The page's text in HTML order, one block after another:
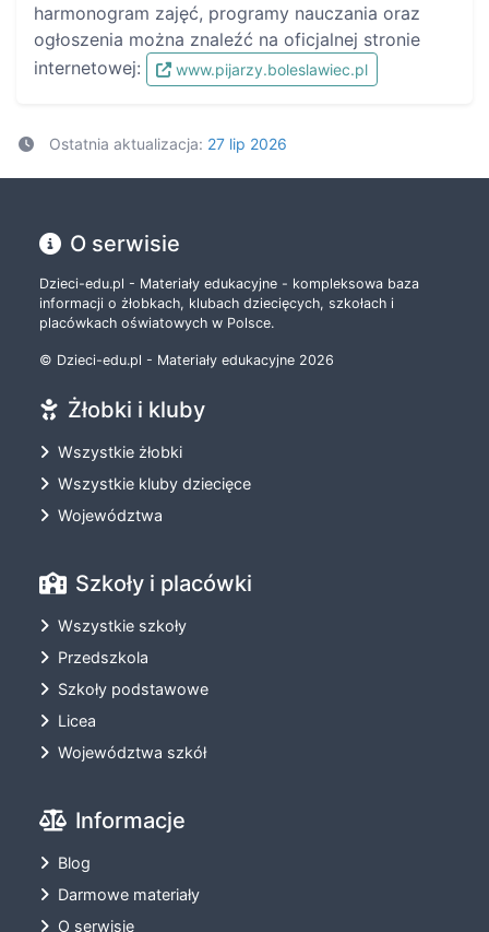
harmonogram zajęć, programy nauczania oraz
ogłoszenia można znaleźć na oficjalnej stronie
internetowej:
www.pijarzy.boleslawiec.pl
Ostatnia aktualizacja: 27 lip 2026
O serwisie
Dzieci-edu.pl - Materiały edukacyjne - kompleksowa baza
informacji o żłobkach, klubach dziecięcych, szkołach i
placówkach oświatowych w Polsce.
© Dzieci-edu.pl - Materiały edukacyjne 2026
Żłobki i kluby
Wszystkie żłobki
Wszystkie kluby dziecięce
Województwa
Szkoły i placówki
Wszystkie szkoły
Przedszkola
Szkoły podstawowe
Licea
Województwa szkół
Informacje
Blog
Darmowe materiały
O serwisie